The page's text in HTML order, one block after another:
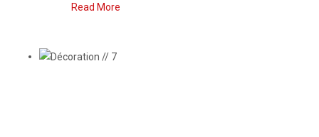
Read More